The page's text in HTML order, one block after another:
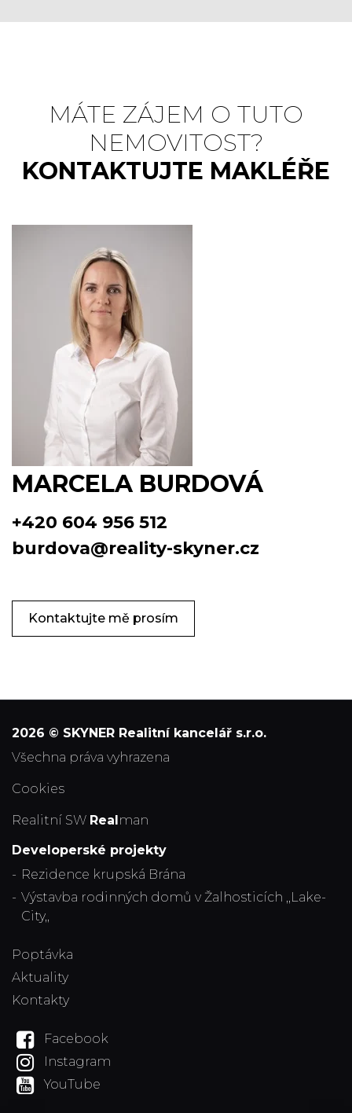
MÁTE ZÁJEM O TUTO
NEMOVITOST?
KONTAKTUJTE MAKLÉŘE
MARCELA BURDOVÁ
+420 604 956 512
burdova@reality-skyner.cz
Kontaktujte mě prosím
2026 © SKYNER Realitní kancelář s.r.o.
všechna práva vyhrazena
Cookies
Realitní SW Real man
Developerské projekty
Rezidence krupská Brána
Výstavba rodinných domů v Žalhosticích ,,Lake-
City,,
Poptávka
Aktuality
Kontakty
Facebook
Instagram
YouTube